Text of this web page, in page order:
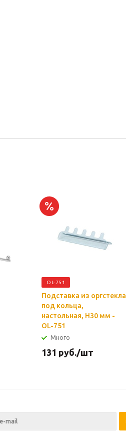
OL-751
Подставка из оргстекла
под кольца,
настольная, H30 мм -
OL-751
Много
131 руб./шт